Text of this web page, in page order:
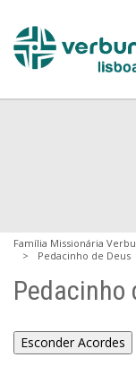
Família Missionária
Pedacinho de Deus
Pedacinho
Esconder Acordes